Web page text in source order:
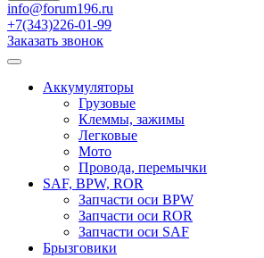
info@forum196.ru
+7(343)226-01-99
Заказать звонок
Аккумуляторы
Грузовые
Клеммы, зажимы
Легковые
Мото
Провода, перемычки
SAF, BPW, ROR
Запчасти оси BPW
Запчасти оси ROR
Запчасти оси SAF
Брызговики